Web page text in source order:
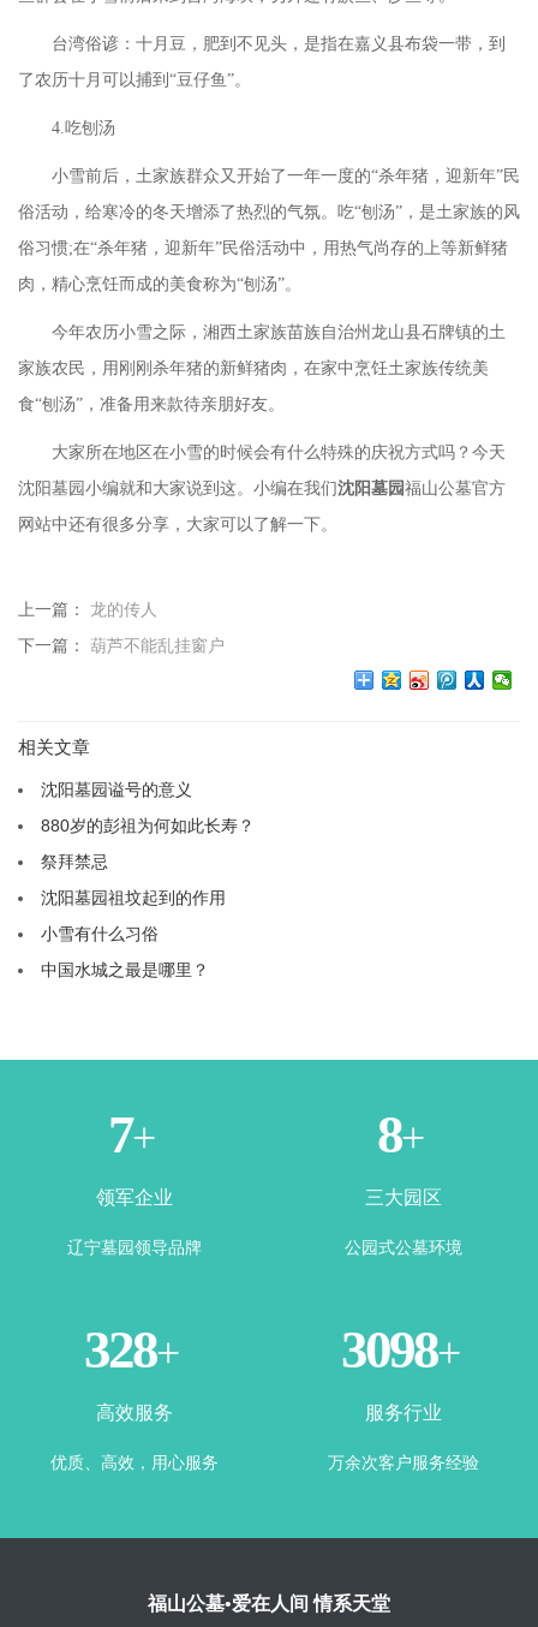
台湾俗谚：十月豆，肥到不见头，是指在嘉义县布袋一带，到
了农历十月可以捕到 “豆仔鱼”。
4.吃刨汤
小雪前后，土家族群众又开始了一年一度的“杀年猪，迎新年”民
俗活动，给寒冷的冬天增添了热烈的气氛。吃“刨汤”，是土家族的风
俗习惯;在“杀年猪，迎新年”民俗活动中，用热气尚存的上等新鲜猪
肉，精心烹饪而成的美食称为“刨汤”。
今年农历小雪之际，湘西土家族苗族自治州龙山县石牌镇的土
家族农民，用刚刚杀年猪的新鲜猪肉，在家中烹饪土家族传统美
食“刨汤”，准备用来款待亲朋好友。
大家所在地区在小雪的时候会有什么特殊的庆祝方式吗？今天
沈阳墓园小编就和大家说到这。小编在我们沈阳墓园福山公墓官方
网站中还有很多分享，大家可以了解一下。
上一篇： 龙的传人
下一篇： 葫芦不能乱挂窗户
相关文章
沈阳墓园谥号的意义
880岁的彭祖为何如此长寿？
祭拜禁忌
沈阳墓园祖坟起到的作用
小雪有什么习俗
中国水城之最是哪里？
1+
领军企业
辽宁墓园领导品牌
3+
三大园区
公园式公墓环境
365+
高效服务
优质、高效，用心服务
3500+
服务行业
万余次客户服务经验
福山公墓•爱在人间 情系天堂